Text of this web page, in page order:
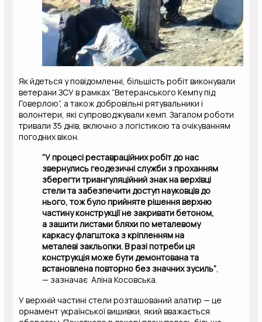
Як йдеться у повідомленні, більшість робіт виконували
ветерани ЗСУ в рамках “Ветеранського Кемпу під
Говерлою”, а також добровільні рятувальники і
волонтери, які супроводжували кемп. Загалом роботи
тривали 35 днів, включно з логістикою та очікуванням
погодних вікон.
“У процесі реставраційних робіт до нас
звернулись геодезичні служби з проханням
зберегти триангуляційний знак на верхівці
стели та забезпечити доступ науковців до
нього, тож було прийняте рішення верхню
частину конструкції не закривати бетоном,
а зашити листами бляхи по металевому
каркасу флагштока з кріпленням на
металеві закльопки. В разі потреби ця
конструкція може бути демонтована та
встановлена повторно без значних зусиль”
— зазначає Аліна Косовська.
У верхній частині стели розташований алатир — це
орнамент української вишивки, який вважається